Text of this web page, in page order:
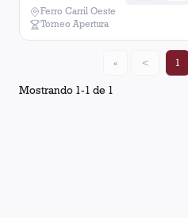
Ferro Carril Oeste
Torneo Apertura
Mostrando 1-1 de 1
« < 1